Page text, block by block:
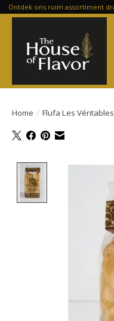
Ontdek ons ruim assortiment
Home / Flufa Les
Product